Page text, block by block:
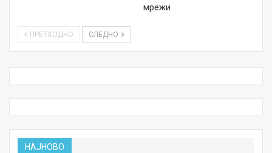
мрежи
ПРЕТХОДНО СЛЕДНО
НАЈНОВО